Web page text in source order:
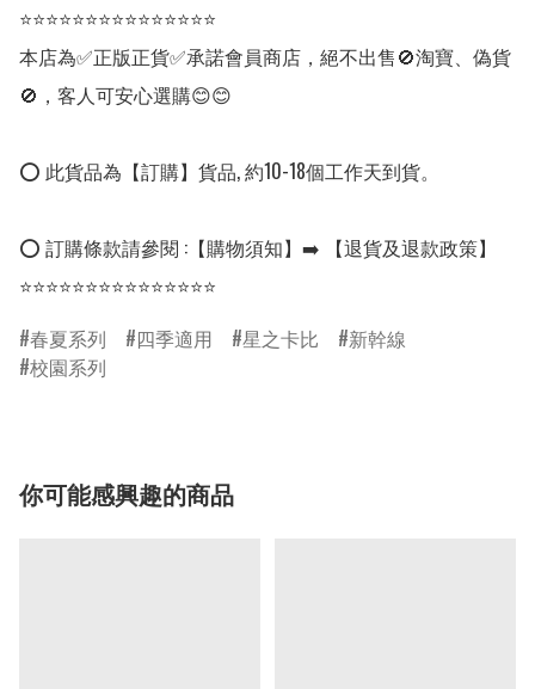
⭐⭐⭐⭐⭐⭐⭐⭐⭐⭐⭐⭐⭐⭐⭐
本店為✅正版正貨✅承諾會員商店，絕不出售🚫淘寶、偽貨
🚫，客人可安心選購😊😊
⭕ 此貨品為【訂購】貨品, 約10-18個工作天到貨。
⭕ 訂購條款請參閱 :【購物須知】➡️ 【退貨及退款政策】
春夏系列
四季適用 星之卡比
新幹線
校園系列
你可能感興趣的商品